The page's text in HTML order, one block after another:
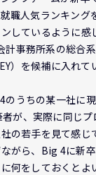
職人気ランキング
しているように感
事務所系の総合系
）を候補に入れて
のうちの某一社に
者が、実際に同じ
の若手を見て感じ
がら、Big 4に新
何をしておくとよ